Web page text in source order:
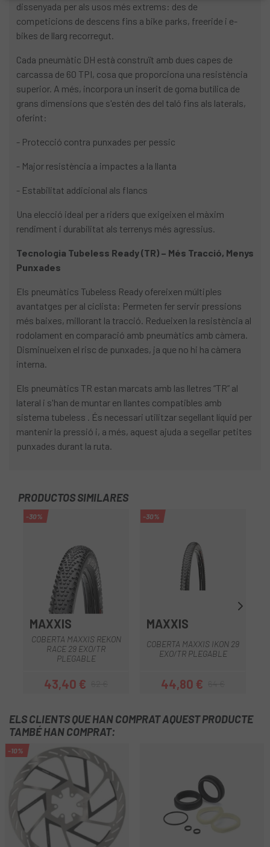
dissenyada per als usos més extrems: des de
competicions de descens fins a bike parks, freeride i e-
bikes de llarg recorregut.
Cada pneumàtic DH està construït amb dues capes de
carcassa de 60 TPI, cosa que proporciona una resistència
superior. A més, incorpora un inserit de goma butílica de
grans dimensions que s'estén des del taló fins als laterals,
oferint:
- Protecció contra punxades per pessic
- Major resistència a impactes a la llanta
- Estabilitat addicional als flancs
Una elecció ideal per a riders que exigeixen el màxim
rendiment i durabilitat als terrenys més agressius.
Tecnologia Tubeless Ready (TR) – Més Tracció, Menys
Punxades
Els pneumàtics Tubeless Ready ofereixen múltiples
avantatges per al ciclista: Permeten fer servir pressions
més baixes, millorant la tracció. Redueixen la resistència al
rodolament en comparació amb pneumàtics amb càmera.
Disminueixen el risc de punxades, ja que no hi ha càmera
interna.
Els pneumàtics TR estan marcats amb las lletres “TR” al
lateral i s'han de muntar en llantes compatibles amb
sistema tubeless . És necessari utilitzar segellant líquid per
mantenir la pressió i, a més, aquest ajuda a segellar petites
punxades durant la ruta.
PRODUCTOS SIMILARES
-30%
MAXXIS
COBERTA MAXXIS REKON
RACE 29 EXO/TR
PLEGABLE
Preu
43,40 €Preu regular
-30%
MAXXIS
COBERTA MAXXIS IKON 29
EXO/TR PLEGABLE
Preu
44,80 €Preu regular
ELS CLIENTS QUE HAN COMPRAT AQUEST PRODUCTE
TAMBÉ HAN COMPRAT:
-10%